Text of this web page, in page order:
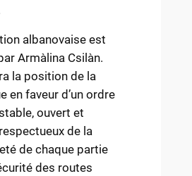
albanovaise est
Armàlina Csilàn.
la position de la
en faveur d’un ordre
ouvert et
de la
de chaque partie
des routes